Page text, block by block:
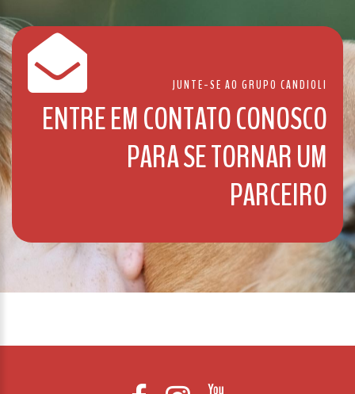
JUNTE-SE AO GRUPO CANDIOLI
ENTRE EM CONTATO CONOSCO
PARA SE TORNAR UM
PARCEIRO